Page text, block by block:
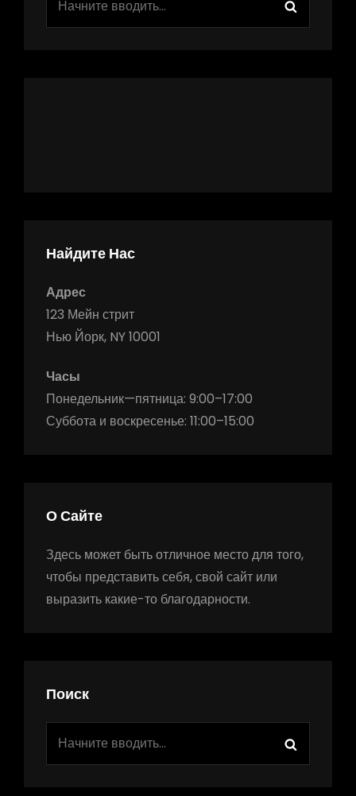
Найдите Нас
Адрес
123 Мейн стрит
Нью Йорк, NY 10001
Часы
Понедельник—пятница: 9:00–17:00
Суббота и воскресенье: 11:00–15:00
О Сайте
Здесь может быть отличное место для того,
чтобы представить себя, свой сайт или
выразить какие-то благодарности.
Поиск